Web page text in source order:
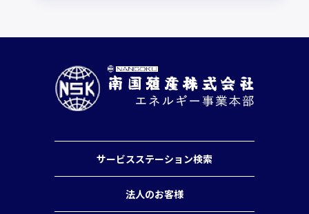
サービスステーション検索
法人のお客様